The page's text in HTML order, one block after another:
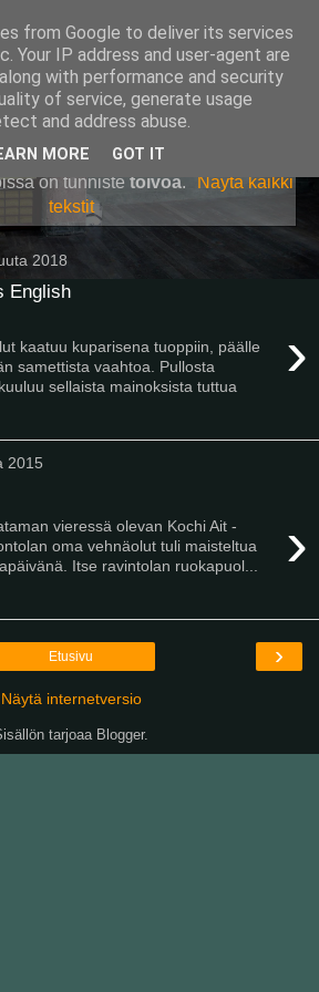
on tunniste toivoa.
Näytä kaikki
tekstit
2018
English
›
kaatuu kuparisena tuoppiin, päälle
samettista vaahtoa. Pullosta
sellaista mainoksista tuttua
2015
›
vieressä olevan Kochi Ait -
oma vehnäolut tuli maisteltua
Itse ravintolan ruokapuol...
›
Etusivu
Näytä internetversio
tarjoaa Blogger.
from Google to deliver its services
Your IP address and user-agent are
with performance and security
of service, generate usage
and address abuse.
MORE GOT IT